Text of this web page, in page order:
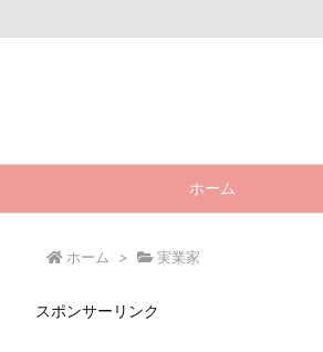
ホーム
ホーム > 実業家
スポンサーリンク